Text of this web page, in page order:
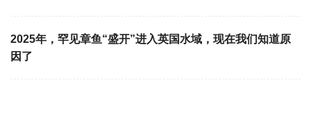
2025年，罕见章鱼“盛开”进入英国水域，现在我们知道原
因了